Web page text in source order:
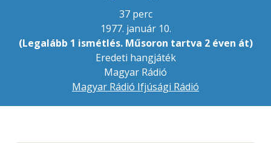
37 perc
1977. január 10.
(Legalább 1 ismétlés. Műsoron tartva 2 éven át)
Eredeti hangjáték
Magyar Rádió
Magyar Rádió Ifjúsági Rádió